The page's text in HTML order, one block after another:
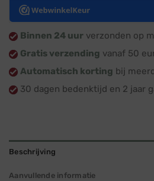
Binnen 24 uur verzonden op
Gratis verzending vanaf 50
Automatisch korting bij
30 dagen bedenktijd en 2 jaar
Beschrijving
Aanvullende informatie